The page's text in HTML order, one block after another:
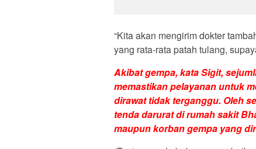
“Kita akan mengirim dokter
yang rata-rata patah tulang,
Akibat gempa, kata Sigit,
memastikan pelayanan untuk
dirawat tidak terganggu. Oleh
tenda darurat di rumah sakit
maupun korban gempa yang